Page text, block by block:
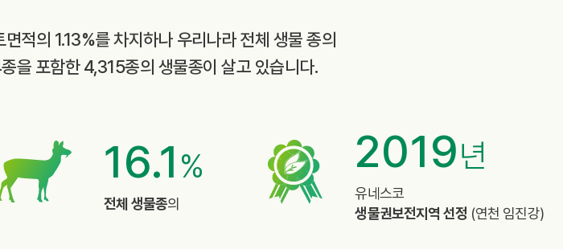
적의 1.13%를 차지하나 우리나라 전체 생물 종의
을 포함한 4,315종의 생물종이 살고 있습니다.
16.1 %
전체 생물종의
2019년
유네스코
생물권보전지역 선정 (연천 임진강)